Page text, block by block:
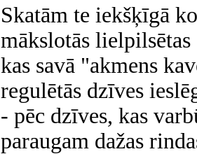
Skatām te iekšķīgā
mākslotās
kas savā "akmens
regulētās dzīves
- pēc dzīves, kas
paraugam dažas